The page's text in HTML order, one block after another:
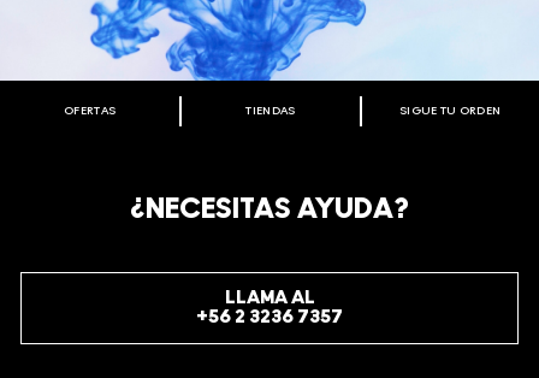
BIENVENIDO A M·A·C COSMETICS
REGÍSTRATE AHORA PARA RECIBIR INFORMACIÓN
OFERTAS TIENDAS SIGUE TU ORDEN
¿NECESITAS AYUDA?
LLAMA AL
+56 2 3236 7357